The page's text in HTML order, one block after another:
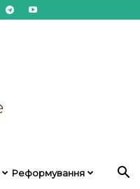
Реформування